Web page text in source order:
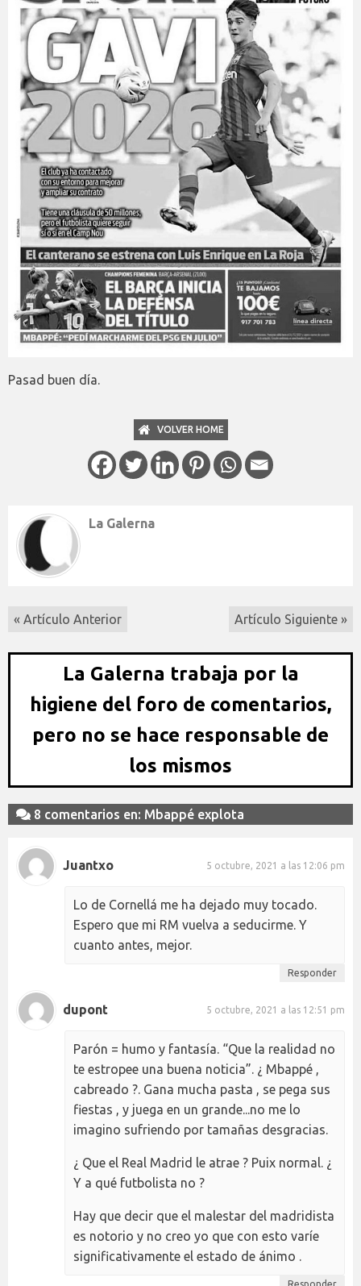
Pasad buen día.
VOLVER HOME
La Galerna
« Artículo Anterior Artículo Siguiente »
La Galerna trabaja por la
higiene del foro de comentarios,
pero no se hace responsable de
los mismos
8 comentarios en: Mbappé explota
Juantxo 5 octubre, 2021 a las 12:06 pm
Lo de Cornellá me ha dejado muy tocado.
Espero que mi RM vuelva a seducirme. Y
cuanto antes, mejor.
Responder
dupont 5 octubre, 2021 a las 12:51 pm
Parón = humo y fantasía. “Que la realidad no
te estropee una buena noticia”. ¿ Mbappé ,
cabreado ?. Gana mucha pasta , se pega sus
fiestas , y juega en un grande...no me lo
imagino sufriendo por tamañas desgracias.
¿ Que el Real Madrid le atrae ? Puix normal. ¿
Y a qué futbolista no ?
Hay que decir que el malestar del madridista
es notorio y no creo yo que con esto varíe
significativamente el estado de ánimo .
Responder